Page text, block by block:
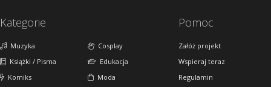
Kategorie
Muzyka
Książki / Pisma
Komiks
Cosplay
Edukacja
Moda
Pomoc
Załóż projekt
Wspieraj teraz
Regulamin